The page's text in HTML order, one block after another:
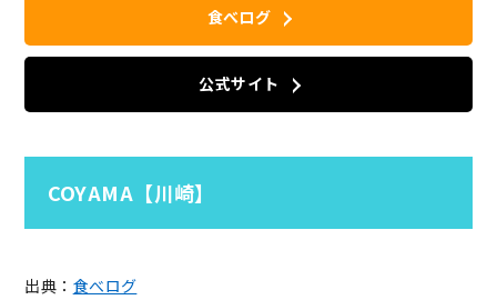
食べログ
公式サイト
COYAMA【川崎】
出典： 食べログ